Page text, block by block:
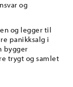
og
og legger til
panikksalg i
bygger
trygt og samlet